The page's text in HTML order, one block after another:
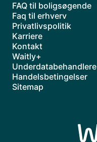
FAQ til boligsøgende
Faq til erhverv
Privatlivspolitik
Karriere
Kontakt
Waitly+
Underdatabehandlere
Handelsbetingelser
Sitemap